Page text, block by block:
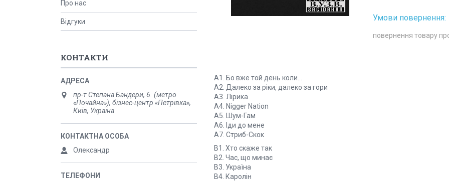
повернення товару
A1. Бо вже той день коли…
A2. Далеко за ріки, далеко за гори
A3. Лірика
A4. Nigger Nation
A5. Шум-Гам
A6. Іди до мене
A7. Стриб-Скок
B1. Хто скаже так
B2. Час, що минає
B3. Україна
B4. Каролін
Про нас
Відгуки
КОНТАКТИ
пр-т Степана Бандери, 6. (метро
«Почайна»), бізнес-центр «Петрівка»,
Київ, Україна
Олександр